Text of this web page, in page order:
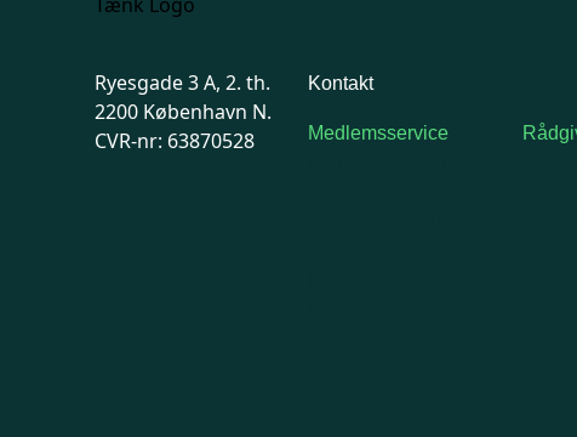
Ryesgade 3 A, 2. th.
2200 København N.
CVR-nr: 63870528
Kontakt
Medlemsservice